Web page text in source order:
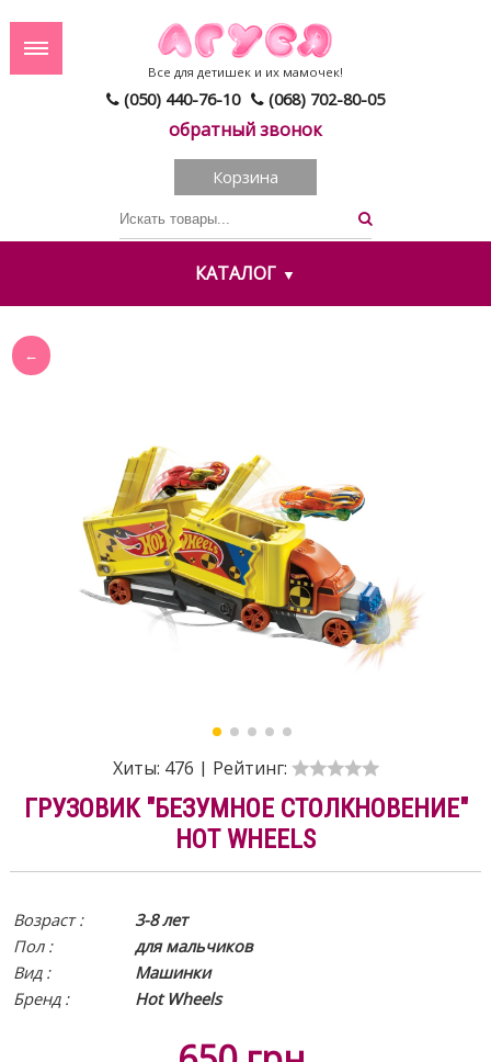
(050) 440-76-10 (068) 702-80-05
обратный звонок
Все для детишек и их мамочек!
Корзина
КАТАЛОГ
Хиты: 476 | Рейтинг:
ГРУЗОВИК "БЕЗУМНОЕ СТОЛКНОВЕНИЕ"
HOT WHEELS
Возраст :
3-8 лет
Пол :
для мальчиков
Вид :
Машинки
Бренд :
Hot Wheels